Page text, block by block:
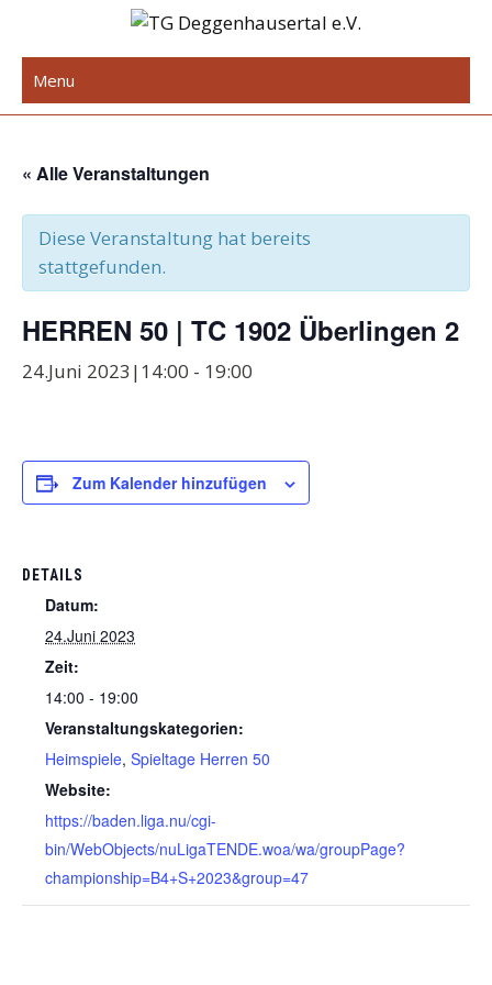
content
TG Deggenhausertal e.V.
Menu
« Alle Veranstaltungen
Diese Veranstaltung hat bereits
stattgefunden.
HERREN 50 | TC 1902 Überlingen 2
24.Juni 2023|14:00 - 19:00
Zum Kalender hinzufügen
DETAILS
Datum:
24.Juni 2023
Zeit:
14:00 - 19:00
Veranstaltungskategorien:
Heimspiele, Spieltage Herren 50
Website:
https://baden.liga.nu/cgi-
bin/WebObjects/nuLigaTENDE.woa/wa/groupPage?
championship=B4+S+2023&group=47